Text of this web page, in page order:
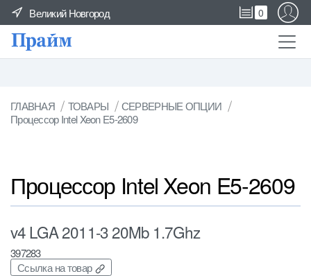
Великий Новгород 0
ГЛАВНАЯ ТОВАРЫ
СЕРВЕРНЫЕ ОПЦИИ
Процессор Intel Xeon E5-2609
Процессор Intel Xeon E5-2609
v4 LGA 2011-3 20Mb 1.7Ghz
397283
Ссылка на товар